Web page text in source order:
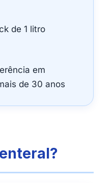
de 1 litro
em
de 30 anos